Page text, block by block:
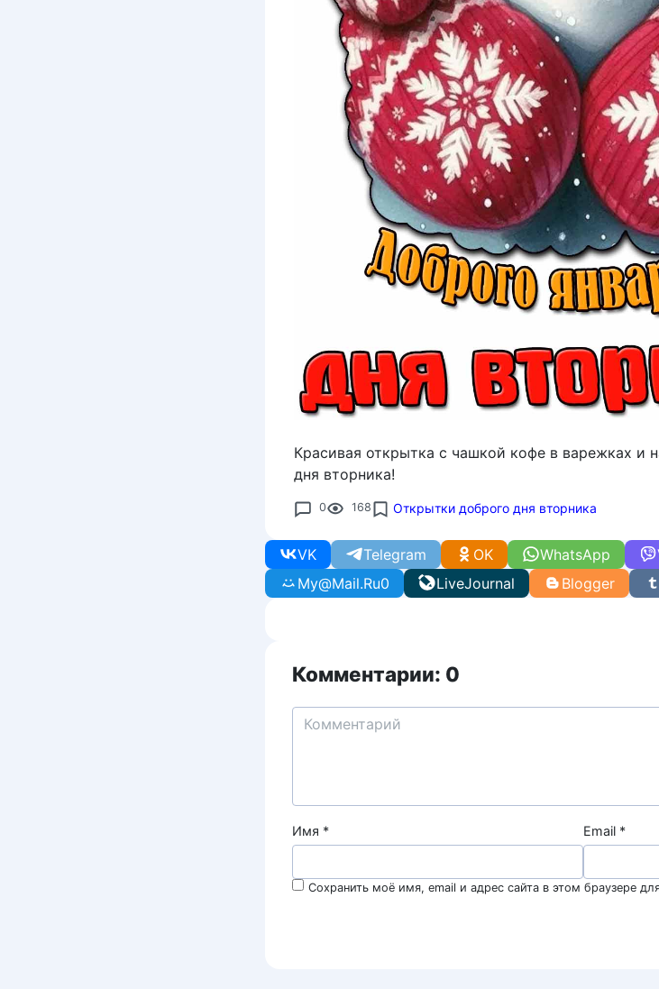
Красивая открытка с чашкой кофе в варежках и
дня вторника!
0 168 Открытки доброго дня вторника
WhatsApp
VK Telegram
OK
LiveJournal
My@Mail.Ru0 Blogger
Комментарии: 0
Имя * Email *
Сохранить моё имя, email и адрес сайта в этом браузере